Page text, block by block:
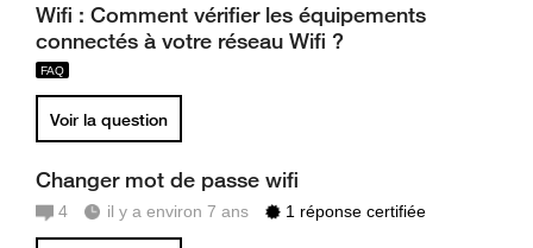
Wifi : Comment vérifier les équipements
connectés à votre réseau Wifi ?
Voir la question
Changer mot de passe wifi
4 il y a environ 7 ans 1 réponse certifiée